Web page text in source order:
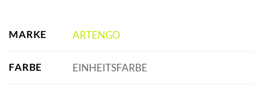
MARKE ARTENGO
FARBE EINHEITSFARBE